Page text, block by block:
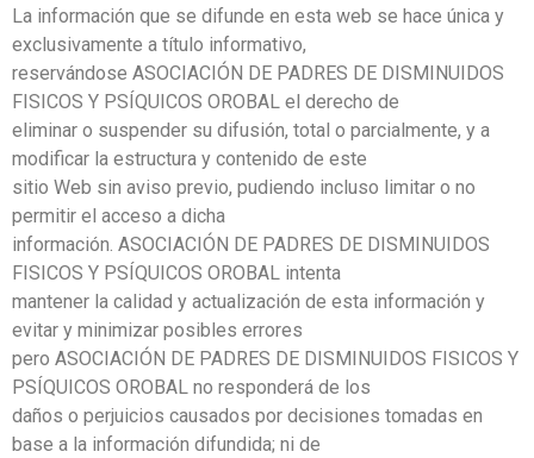
La información que se difunde en esta web se hace única y
exclusivamente a título informativo,
reservándose ASOCIACIÓN DE PADRES DE DISMINUIDOS
FISICOS Y PSÍQUICOS OROBAL el derecho de
eliminar o suspender su difusión, total o parcialmente, y a
modificar la estructura y contenido de este
sitio Web sin aviso previo, pudiendo incluso limitar o no
permitir el acceso a dicha
información. ASOCIACIÓN DE PADRES DE DISMINUIDOS
FISICOS Y PSÍQUICOS OROBAL intenta
mantener la calidad y actualización de esta información y
evitar y minimizar posibles errores
pero ASOCIACIÓN DE PADRES DE DISMINUIDOS FISICOS Y
PSÍQUICOS OROBAL no responderá de los
daños o perjuicios causados por decisiones tomadas en
base a la información difundida; ni de